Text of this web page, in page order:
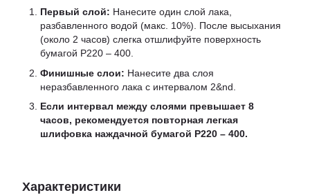
Первый слой: Нанесите один слой лака,
разбавленного водой (макс. 10%). После высыхания
(около 2 часов) слегка отшлифуйте поверхность
бумагой P220 – 400.
Финишные слои: Нанесите два слоя
неразбавленного лака с интервалом 2&nd.
Если интервал между слоями превышает 8
часов, рекомендуется повторная легкая
шлифовка наждачной бумагой P220 – 400.
Характеристики